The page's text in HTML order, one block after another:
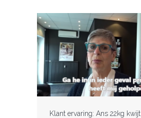
Klant ervaring: Ans 22kg kwijt